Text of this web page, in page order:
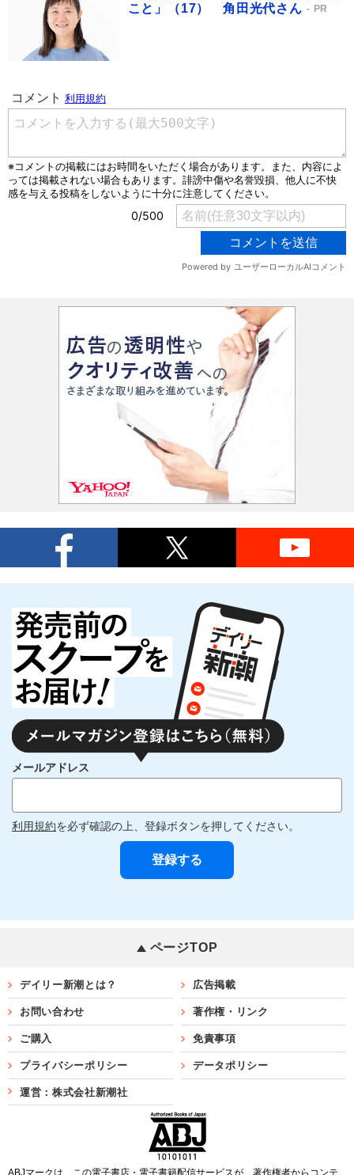
こと」（17） 角田光代さん
PR
メールアドレス
利用規約を必ず確認の上、登録ボタンを押してください。
ページTOP
デイリー新潮とは？ 広告掲載
お問い合わせ 著作権・リンク
ご購入 免責事項
プライバシーポリシー データポリシー
運営：株式会社新潮社